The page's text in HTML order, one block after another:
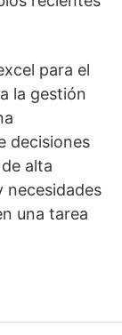
para el
la gestión
decisiones
alta
necesidades
una tarea